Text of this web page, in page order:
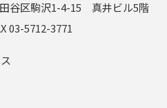
谷区駒沢1-4-15 真井ビル5階
03-5712-3771